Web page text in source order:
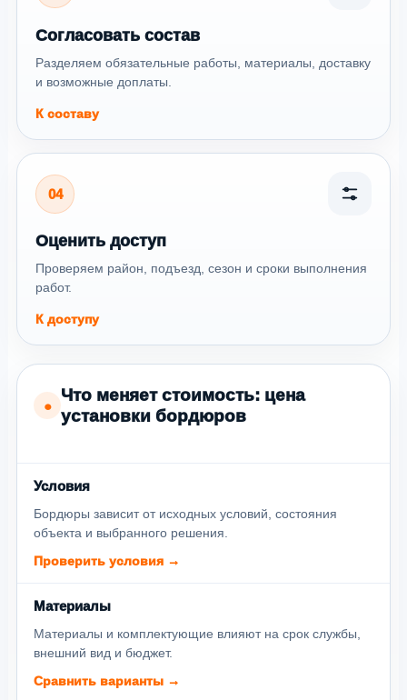
Согласовать состав
Разделяем обязательные работы, материалы, доставку
и возможные доплаты.
К составу
04
Оценить доступ
Проверяем район, подъезд, сезон и сроки выполнения
работ.
К доступу
●
Что меняет стоимость: цена
установки бордюров
Условия
Бордюры зависит от исходных условий, состояния
объекта и выбранного решения.
Проверить условия →
Материалы
Материалы и комплектующие влияют на срок службы,
внешний вид и бюджет.
Сравнить варианты →